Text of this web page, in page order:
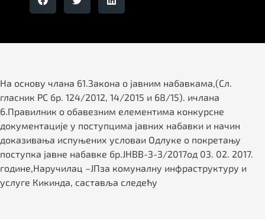
На основу члана 61.Закона о јавним набавкама,(Сл.
гласник РС бр. 124/2012, 14/2015 и 68/15). ичлана
6.Правилник о обавезним елементима конкурсне
документације у поступцима јавних набавки и начин
доказивања испуњених условаи Одлуке о покретању
поступка јавне набавке бр.JНВВ-3-3/2017од 03. 02. 2017.
године,Наручилац –ЈПза комуналну инфраструктуру и
услуге Кикинда, саставља следећу